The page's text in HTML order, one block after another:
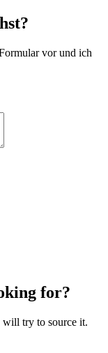
vor und ich
for?
will try to source it.